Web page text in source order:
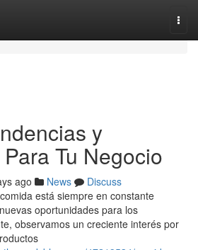
y
Tu Negocio
ago News
Discuss
está siempre en constante
oportunidades para los
observamos un creciente interés por